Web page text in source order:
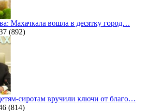
Махачкала вошла в десятку город…
(892)
сиротам вручили ключи от благо…
(814)